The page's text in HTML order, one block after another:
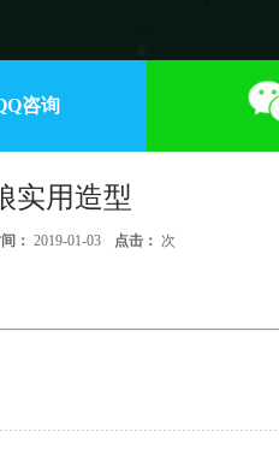
咨询
实用造型
： 2019-01-03 点击： 次